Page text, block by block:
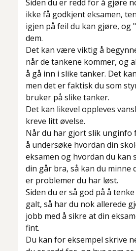
Siden du er redd for å gjøre
ikke få godkjent eksamen,
igjen på feil du kan gjøre, og
dem.
Det kan være viktig å
når de tankene kommer, og
å gå inn i slike tanker. Det
men det er faktisk du som
bruker på slike tanker.
Det kan likevel oppleves
kreve litt øvelse.
Når du har gjort slik unginfo
å undersøke hvordan din
eksamen og hvordan du kan
din går bra, så kan du minne
er problemer du har løst.
Siden du er så god på å
galt, så har du nok allerede
jobb med å sikre at din
fint.
Du kan for eksempel skrive